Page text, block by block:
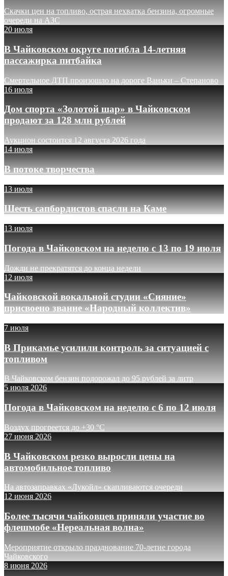
Скачки цен на топливо, острая нехватка бензина, огромные
очереди на АЗС
20 июля
В Чайковском округе погибла 14-летняя
пассажирка питбайка
Смертельное ДТП произошло на дороге Ваньки – Степаново
16 июля
Дом спорта «Золотой шар» в Чайковском
продают за 128 млн рублей
Аукцион состоится 12 августа 2026 года
14 июля
В потоке творчества
13 июля
Шесть сапбордистов спасли на Каме
13 июля
Погода в Чайковском на неделю с 13 по 19 июля
Дожди не прекратятся до конца недели
12 июля
Чайковской вокальной студии «Сияние»
присвоено звание «Народный коллектив»
7 июля
В Прикамье усилили контроль за ситуацией с
топливом
В Чайковском бензин подорожал до 95 рублей за литр
5 июля 2026
Погода в Чайковском на неделю с 6 по 12 июля
Воздух прогреется до +30 °C
27 июня 2026
В Чайковском резко выросли цены на
автомобильное топливо
На автозаправках «Лукойл» скапливаются очереди
12 июня 2026
Более тысячи чайковцев приняли участие во
флешмобе «Нереальная волна»
Мероприятие открыло празднование 70-летие города
Чайковского
8 июня 2026